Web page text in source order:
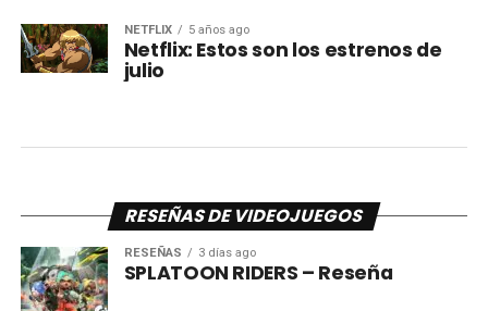
NETFLIX 5 años ago
Netflix: Estos son los estrenos de
julio
RESEÑAS DE VIDEOJUEGOS
RESEÑAS 3 días ago
SPLATOON RIDERS – Reseña